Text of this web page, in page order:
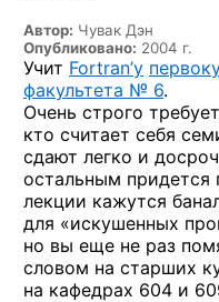
Автор: Чувак Дэн
Опубликовано: 2004 г.
Учит Fortran’у
факультета № 6.
Очень строго
кто считает себя
сдают легко и
остальным придется
лекции кажутся
для «искушенных
но вы еще не раз
словом на старших
на кафедрах 604 и